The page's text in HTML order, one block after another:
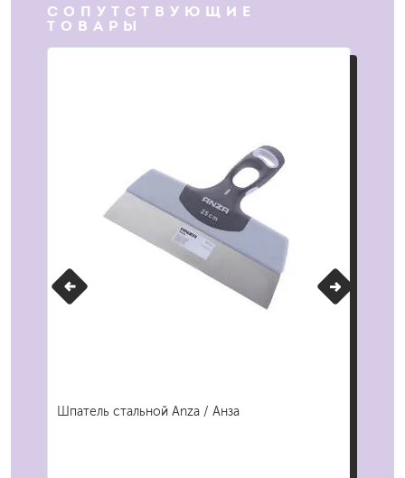
СОПУТСТВУЮЩИЕ
ТОВАРЫ
Шпатель стальной Anza / Анза